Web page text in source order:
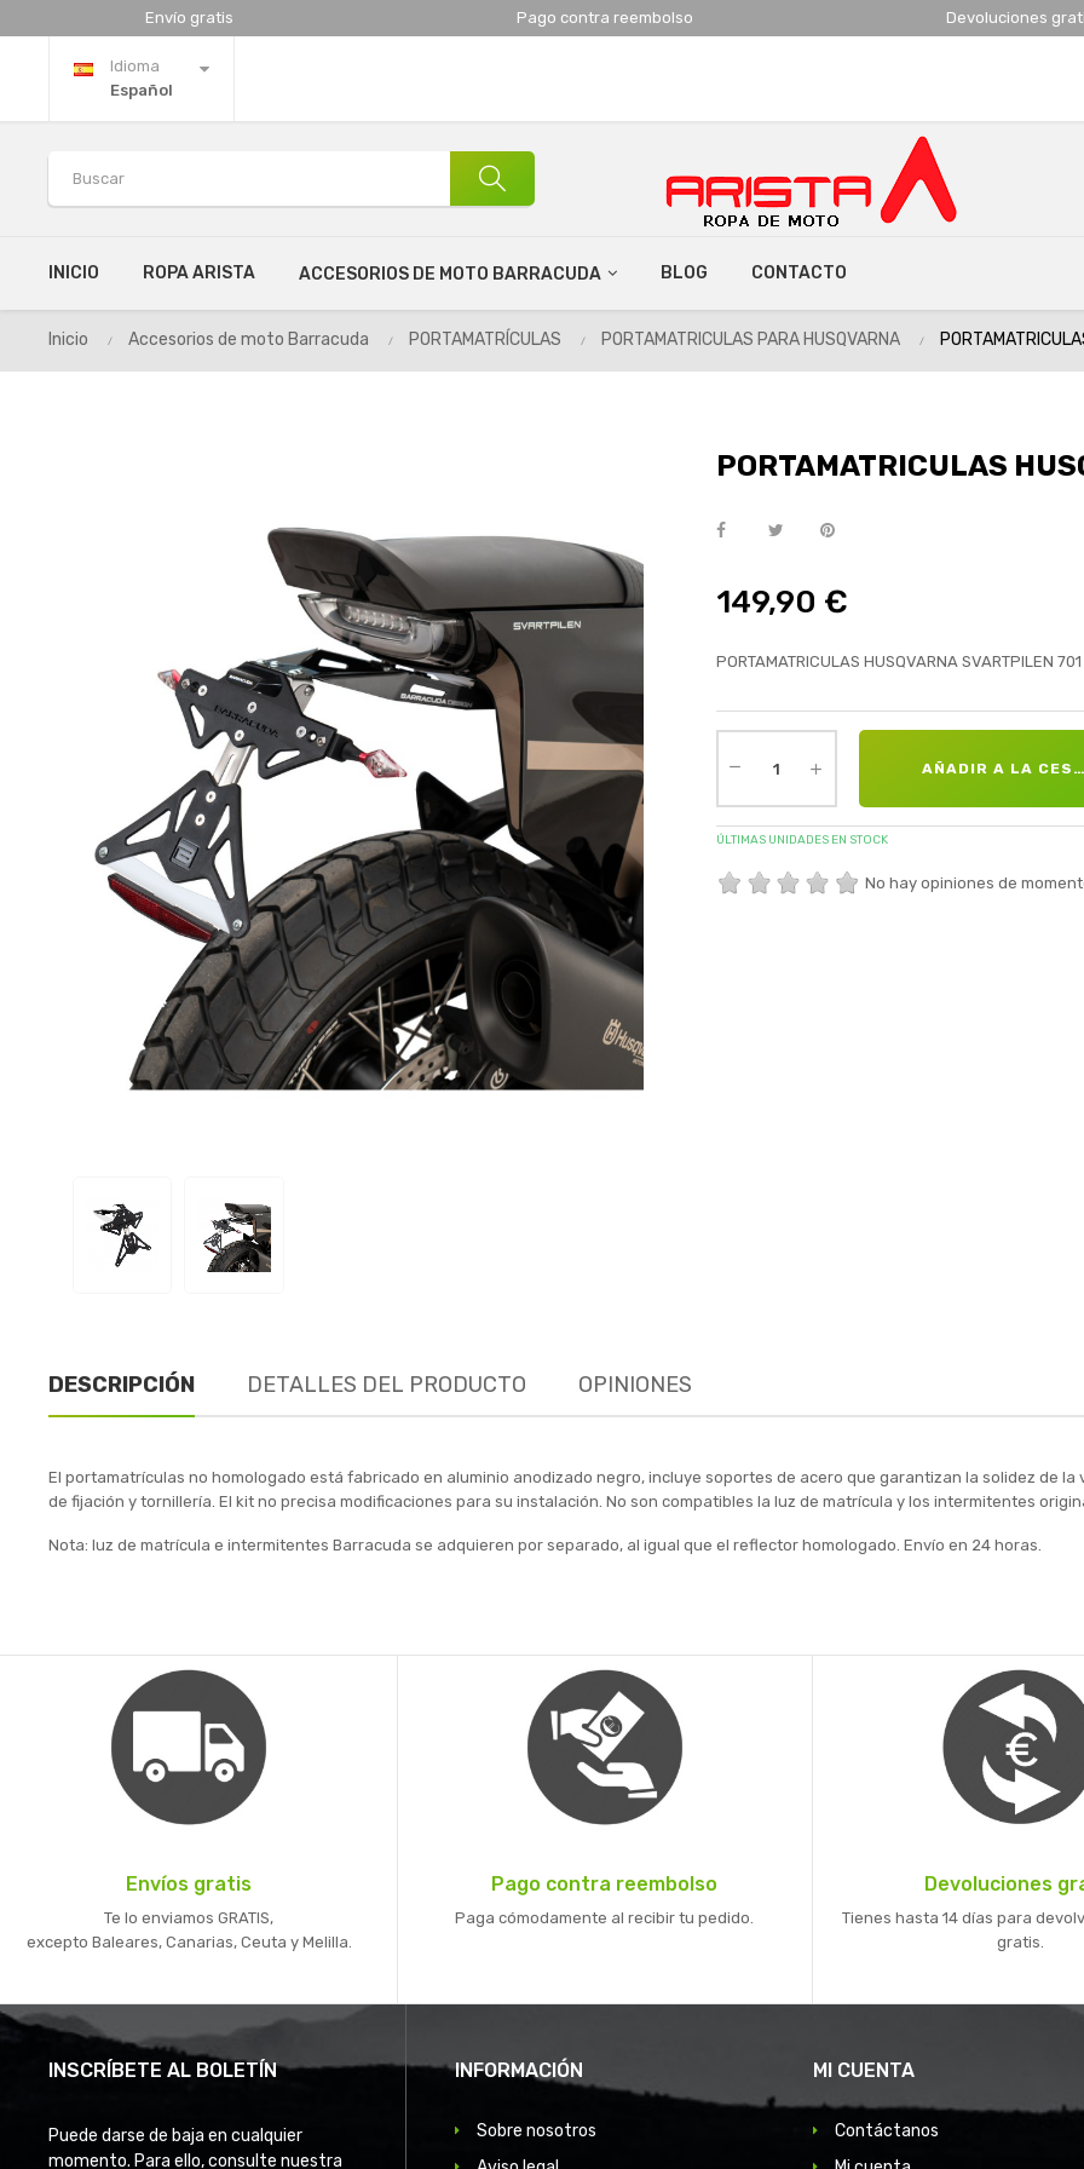
Envío gratis Pago contra reembolso Devoluciones
Idioma
Español
INICIO ROPA ARISTA ACCESORIOS DE MOTO BARRACUDA BLOG CONTACTO
Inicio Accesorios de moto Barracuda PORTAMATRÍCULAS PORTAMATRICULAS PARA HUSQVARNA
PORTAMATRICULAS
149,90 €
PORTAMATRICULAS HUSQVARNA SVARTPILEN 701
AÑADIR A LA
ÚLTIMAS UNIDADES EN STOCK
No hay opiniones de
DESCRIPCIÓN DETALLES DEL PRODUCTO OPINIONES
El portamatrículas no homologado está fabricado en aluminio anodizado negro, incluye soportes de acero que garantizan la solidez de
de fijación y tornillería. El kit no precisa modificaciones para su instalación. No son compatibles la luz de matrícula y los intermitentes
Nota: luz de matrícula e intermitentes Barracuda se adquieren por separado, al igual que el reflector homologado. Envío en 24 horas.
Envíos gratis
Te lo enviamos GRATIS,
excepto Baleares, Canarias, Ceuta y Melilla.
Pago contra reembolso
Paga cómodamente al recibir tu pedido.
Devoluciones
Tienes hasta 14 días para
gratis.
INSCRÍBETE AL BOLETÍN
Puede darse de baja en cualquier
momento. Para ello, consulte nuestra
INFORMACIÓN
Sobre nosotros
MI CUENTA
Contáctanos